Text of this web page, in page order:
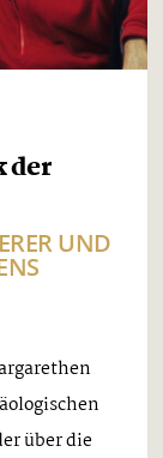
der
UND
über die